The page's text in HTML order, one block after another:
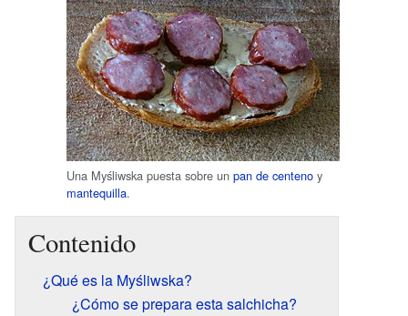
Una Myśliwska puesta sobre un pan de centeno y
mantequilla.
Contenido
¿Qué es la Myśliwska?
¿Cómo se prepara esta salchicha?